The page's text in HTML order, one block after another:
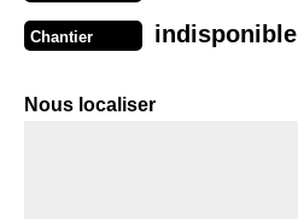
Chantier indisponible
Nous localiser